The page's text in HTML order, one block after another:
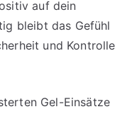
auf dein
bleibt das Gefühl
und Kontrolle
Gel-Einsätze